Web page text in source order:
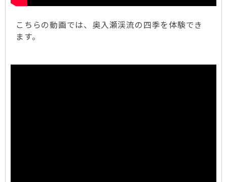
こちらの動画では、奥入瀬渓流の四季を体験でき
ます。